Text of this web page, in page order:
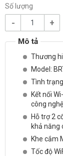
Số lượng
- +
Thương
Model:
Tình
Kết nối
công
Hỗ trợ 2
khả năng
Khe cắm
Tốc độ